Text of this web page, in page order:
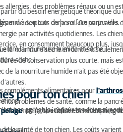
allergies, des problèmes rénaux ou un
du besoin énergétique théorique du
à son tour de la surface corporelle.
de poids corporel. On parle alors
par activités quotidiennes. Les
en consomment beaucoup plus,
la nourriture humide et sèche.
la nourriture sèche en contient
sèche !
de conservation plus courte, mais
de la nourriture humide n'ait pas été
pour ton chien
compléments alimentaires pour
problèmes de santé, comme la
pas agréable, ni pour ton chien ni
shampoing spécialisé est nécessaire,
pelage. Ne jamais utiliser de shampoing
la santé de ton chien. Les coûts varient
a besoin.